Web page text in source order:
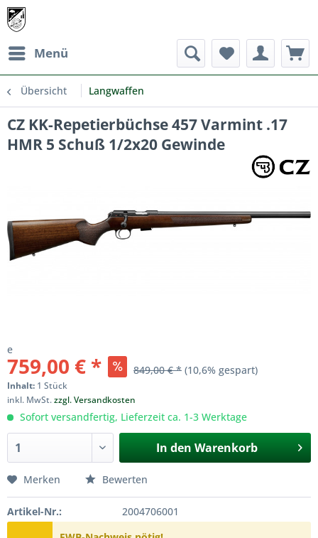
Menü
Übersicht Langwaffen
CZ KK-Repetierbüchse 457 Varmint .17
HMR 5 Schuß 1/2x20 Gewinde
e
759,00 € * 849,00 € * (10,6% gespart)
Inhalt: 1 Stück
inkl. MwSt.zzgl. Versandkosten
Sofort versandfertig, Lieferzeit ca. 1-3 Werktage
In den Warenkorb
Merken Bewerten
Artikel-Nr.:
2004706001